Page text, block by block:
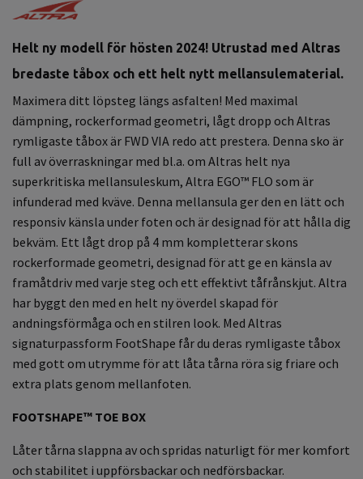
Helt ny modell för hösten 2024! Utrustad med Altras
bredaste tåbox och ett helt nytt mellansulematerial.
Maximera ditt löpsteg längs asfalten! Med maximal
dämpning, rockerformad geometri, lågt dropp och Altras
rymligaste tåbox är FWD VIA redo att prestera. Denna sko är
full av överraskningar med bl.a. om Altras helt nya
superkritiska mellansuleskum, Altra EGO™ FLO som är
infunderad med kväve. Denna mellansula ger den en lätt och
responsiv känsla under foten och är designad för att hålla dig
bekväm. Ett lågt drop på 4 mm kompletterar skons
rockerformade geometri, designad för att ge en känsla av
framåtdriv med varje steg och ett effektivt tåfrånskjut. Altra
har byggt den med en helt ny överdel skapad för
andningsförmåga och en stilren look. Med Altras
signaturpassform FootShape får du deras rymligaste tåbox
med gott om utrymme för att låta tårna röra sig friare och
extra plats genom mellanfoten.
FOOTSHAPE™ TOE BOX
Låter tårna slappna av och spridas naturligt för mer komfort
och stabilitet i uppförsbackar och nedförsbackar.